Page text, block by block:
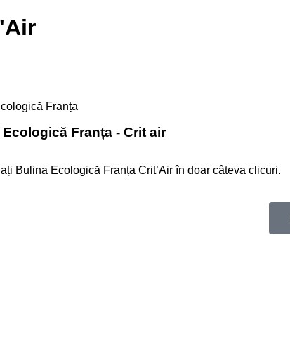
Franța
Franța - Crit air
Bulina Ecologică Franța Crit’Air în doar câteva clicuri.